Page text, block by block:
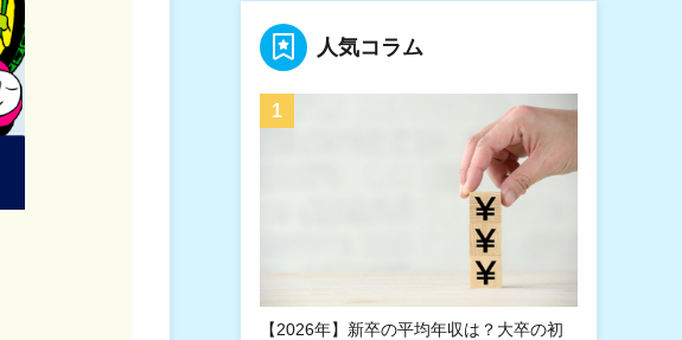
人気コラム
【2026年】新卒の平均年収は？大卒の初